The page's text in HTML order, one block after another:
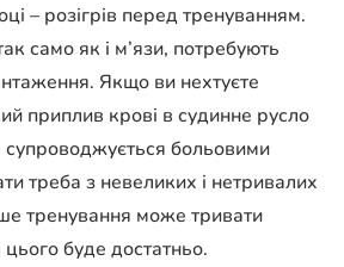
– розігрів перед тренуванням.
само як і м’язи, потребують
Якщо ви нехтуєте
приплив крові в судинне русло
супроводжується больовими
треба з невеликих і нетривалих
тренування може тривати
буде достатньо.